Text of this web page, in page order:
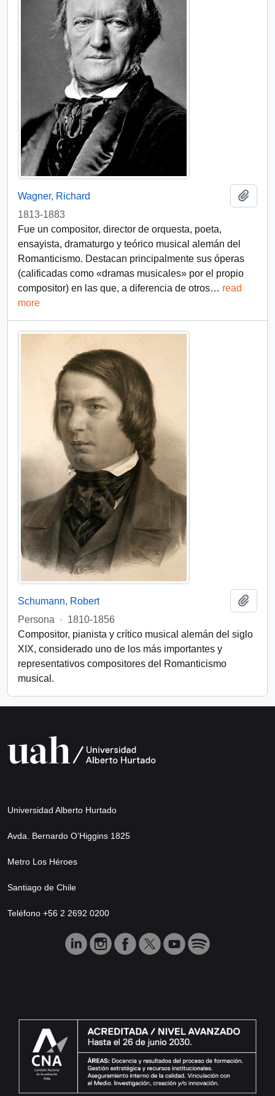
Wagner, Richard
1813-1883
Fue un compositor, director de orquesta, poeta,
ensayista, dramaturgo y teórico musical alemán del
Romanticismo. Destacan principalmente sus óperas
(calificadas como «dramas musicales» por el propio
compositor) en las que, a diferencia de otros… read
more
Schumann, Robert
Persona
· 1810-1856
Compositor, pianista y crítico musical alemán del siglo
XIX, considerado uno de los más importantes y
representativos compositores del Romanticismo
musical.
Universidad Alberto Hurtado
Avda. Bernardo O’Higgins 1825
Metro Los Héroes
Santiago de Chile
Teléfono +56 2 2692 0200